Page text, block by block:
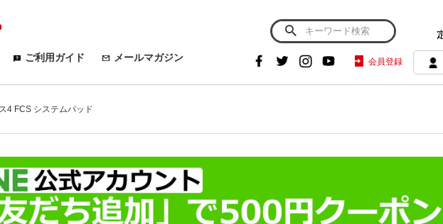
ご利用ガイド メールマガジン 会員登録
4 FCS システムパッド